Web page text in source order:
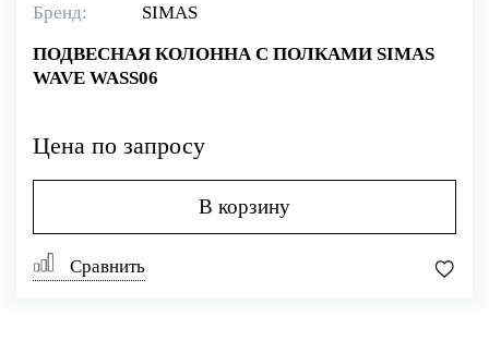
Бренд:
SIMAS
ПОДВЕСНАЯ КОЛОННА С ПОЛКАМИ SIMAS
WAVE WASS06
Цена по запросу
В корзину
Сравнить